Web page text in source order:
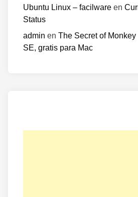
Ubuntu Linux – facilware en
Status
admin en The Secret of Monkey
SE, gratis para Mac